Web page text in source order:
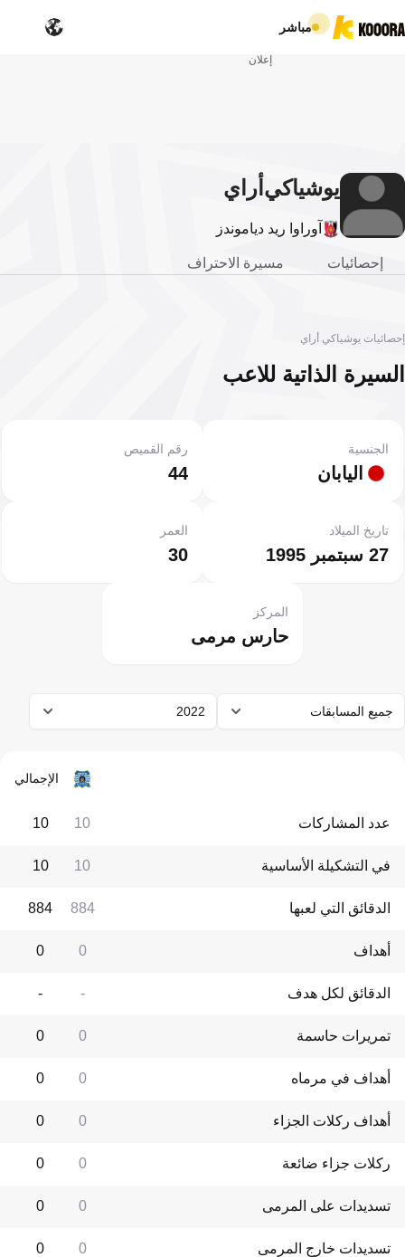
مباشر
إعلان
يوشياكي أراي
آوراوا ريد دياموندز
إحصائيات مسيرة الاحتراف
إحصائيات يوشياكي أراي
السيرة الذاتية للاعب
اليابان
الجنسية
44
رقم القميص
27 سبتمبر 1995
تاريخ الميلاد
30
العمر
حارس مرمى
المركز
جميع المسابقات 2022
الإجمالي
عدد المشاركات 10
10
في التشكيلة الأساسية 10
10
الدقائق التي لعبها 884
884
أهداف 0
0
الدقائق لكل هدف -
-
تمريرات حاسمة 0
0
أهداف في مرماه 0
0
أهداف ركلات الجزاء 0
0
ركلات جزاء ضائعة 0
0
تسديدات على المرمى 0
0
تسديدات خارج المرمى 0
0